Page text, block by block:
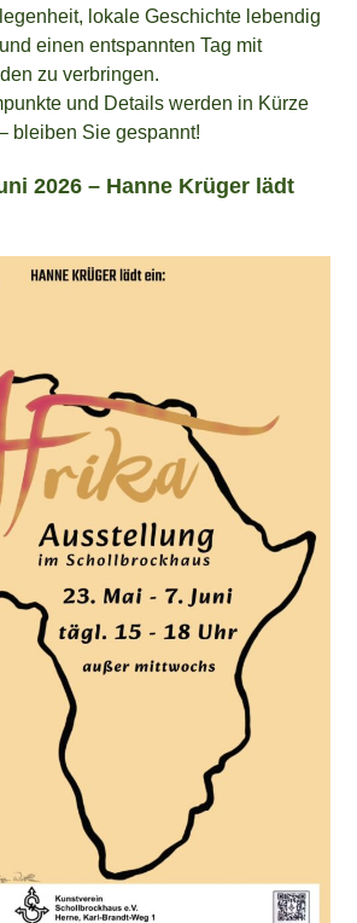
lokale Geschichte lebendig
einen entspannten Tag mit
zu verbringen.
und Details werden in Kürze
bleiben Sie gespannt!
2026 – Hanne Krüger lädt